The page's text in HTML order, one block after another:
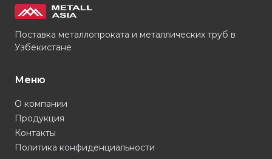
Поставка металлопроката и металлических труб в
Узбекистане
Меню
О компании
Продукция
Контакты
Политика конфиденциальности